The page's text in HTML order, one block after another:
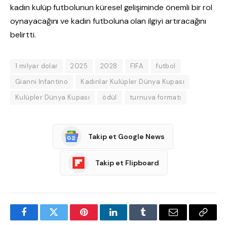
kadın kulüp futbolunun küresel gelişiminde önemli bir rol
oynayacağını ve kadın futboluna olan ilgiyi artıracağını
belirtti.
1 milyar dolar 2025 2028 FIFA
futbol
Gianni Infantino
Kadınlar Kulüpler Dünya Kupası
Kulüpler Dünya Kupası
ödül turnuva formatı
Takip et Google News
Takip et Flipboard
FacebookTwitter PinterestLinkedInTumblr Email
Copy